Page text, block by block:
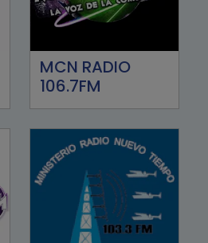
MCN RADIO
106.7FM